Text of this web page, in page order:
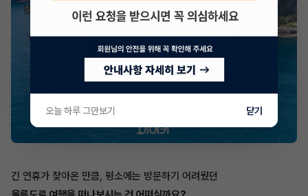
긴 연휴가 찾아온 만큼, 평소에는 방문하기 어려웠던
오늘 하루 그만보기 닫기